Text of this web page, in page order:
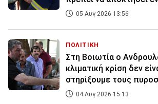
05 Αυγ 2026 13:56
ΠΟΛΙΤΙΚΗ
Στη Βοιωτία ο
κλιματική κρίση δεν
στηρίξουμε τους
04 Αυγ 2026 15:13